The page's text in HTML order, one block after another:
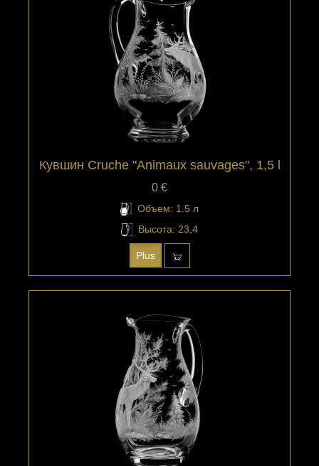
Кувшин Cruche "Animaux sauvages", 1,5 l
0 €
Объем: 1.5 л
Высота: 23,4
Plus